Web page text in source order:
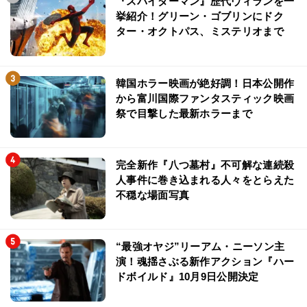
挙紹介！グリーン・ゴブリンにドク
ター・オクトパス、ミステリオまで
韓国ホラー映画が絶好調！日本公開作
から富川国際ファンタスティック映画
祭で目撃した最新ホラーまで
完全新作『八つ墓村』不可解な連続殺
人事件に巻き込まれる人々をとらえた
不穏な場面写真
“最強オヤジ”リーアム・ニーソン主
演！魂揺さぶる新作アクション『ハー
ドボイルド』10月9日公開決定